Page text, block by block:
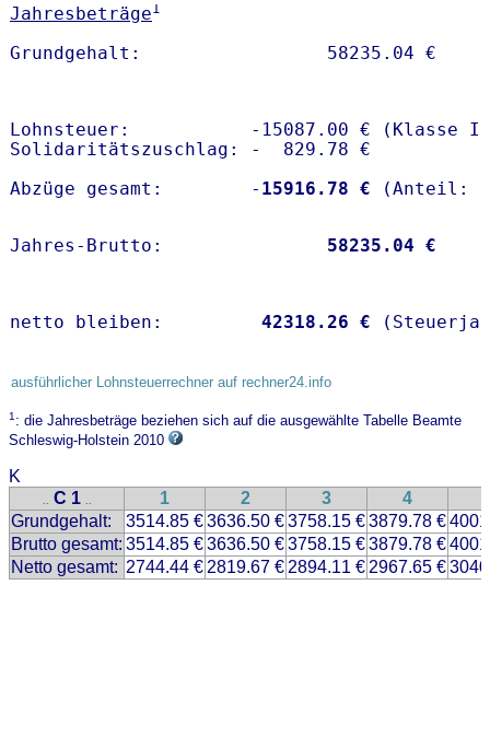
Jahresbeträge1
Lohnsteuer:           -15087.00 € (Klasse I)
Solidaritätszuschlag: -  829.78 €
Abzüge gesamt:        - 15916.78 €
Jahres-Brutto: 58235.04 €
netto bleiben: 42318.26 €
ausführlicher Lohnsteuerrechner auf rechner24.info
1: die Jahresbeträge beziehen sich auf die ausgewählte Tabelle Beamte
Schleswig-Holstein 2010
K
.. C 1 .. 1 2 3 4
Grundgehalt:
3514.85 €3636.50 €3758.15 €3879.78 €
Brutto gesamt: 3514.85 €3636.50 €3758.15 €3879.78 €
Netto gesamt: 2744.44 € 2819.67 € 2894.11 € 2967.65 €